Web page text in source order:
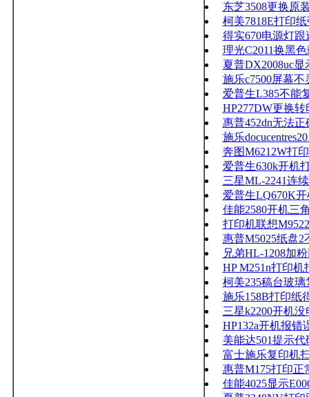
东芝3508更换原
柯美7818E打印
得实670电源灯
理光C2011换黑
夏普DX2008uc显
施乐c7500屏幕
爱普生L385不能
HP277DW更换转
惠普452dn无法
施乐
奔图M6212W打
爱普生630k开机
三星ML-2241连
爱普生LQ670K
佳能2580开机三
打印机联想
惠普M5025纸盘2
兄弟HL-1208加
HP M251n打印机
柯美235稿台玻
施乐158B打印纸
三星k2200开机
HP132a开机报错
美能达501提示代
富士施乐复印机
惠普M175打印正
佳能4025显示